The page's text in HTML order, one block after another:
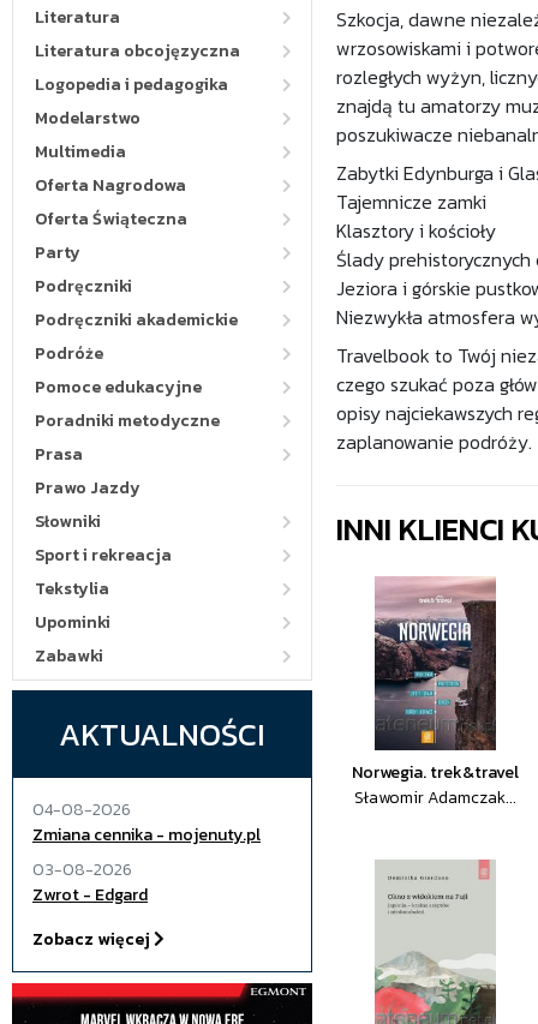
Literatura
Literatura obcojęzyczna
Logopedia i pedagogika
Modelarstwo
Multimedia
Oferta Nagrodowa
Oferta Świąteczna
Party
Podręczniki
Podręczniki akademickie
Podróże
Pomoce edukacyjne
Poradniki metodyczne
Prasa
Prawo Jazdy
Słowniki
Sport i rekreacja
Tekstylia
Upominki
Zabawki
AKTUALNOŚCI
04-08-2026
Zmiana cennika - mojenuty.pl
03-08-2026
Zwrot - Edgard
Zobacz więcej
Szkocja, dawne
wrzosowiskami i
rozległych wyżyn,
znajdą tu amatorzy
poszukiwacze
Zabytki Edynburga i
Tajemnicze zamki
Klasztory i kościoły
Ślady prehistorycznych
Jeziora i górskie
Niezwykła atmosfera
Travelbook to Twój
czego szukać poza
opisy najciekawszych
zaplanowanie podróży.
INNI KLIENCI
Norwegia. trek&travel
Sławomir Adamczak...